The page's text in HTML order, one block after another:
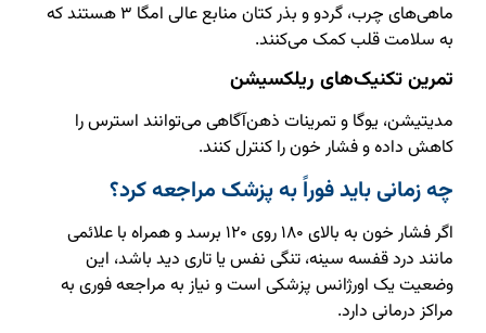
ماهی‌های چرب، گردو و بذر کتان منابع عالی امگا ۳ هستند که
به سلامت قلب کمک می‌کنند.
تمرین تکنیک‌های ریلکسیشن
مدیتیشن، یوگا و تمرینات ذهن‌آگاهی می‌توانند استرس را
کاهش داده و فشار خون را کنترل کنند.
چه زمانی باید فوراً به پزشک مراجعه کرد؟
اگر فشار خون به بالای ۱۸۰ روی ۱۲۰ برسد و همراه با علائمی
مانند درد قفسه سینه، تنگی نفس یا تاری دید باشد، این
وضعیت یک اورژانس پزشکی است و نیاز به مراجعه فوری به
مراکز درمانی دارد.